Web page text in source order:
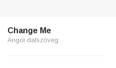
Change Me
Angol dalszöveg